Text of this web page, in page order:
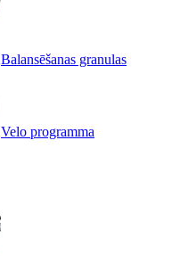
Balansēšanas granulas
Velo programma